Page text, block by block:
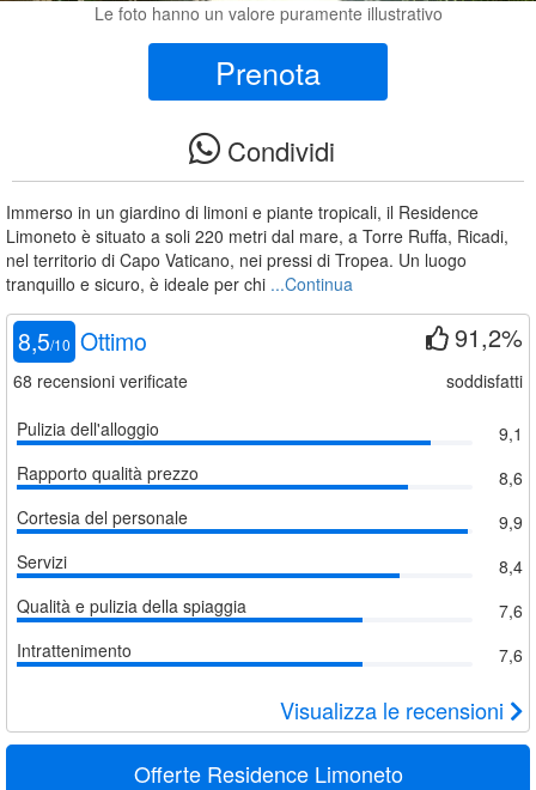
Le foto hanno un valore puramente illustrativo
Prenota
Condividi
Immerso in un giardino di limoni e piante tropicali, il Residence
Limoneto è situato a soli 220 metri dal mare, a Torre Ruffa, Ricadi,
nel territorio di Capo Vaticano, nei pressi di Tropea. Un luogo
tranquillo e sicuro, è ideale per chi ...Continua
8,5/10 Ottimo
68 recensioni verificate
91,2%
soddisfatti
Pulizia dell'alloggio
9,1
Rapporto qualità prezzo
8,6
Cortesia del personale
9,9
Servizi
8,4
Qualità e pulizia della spiaggia
7,6
Intrattenimento
7,6
Visualizza le recensioni
Offerte Residence Limoneto